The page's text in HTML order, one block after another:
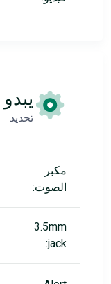
يبدو
تحديد
مكبر
الصوت:
3.5mm
jack: